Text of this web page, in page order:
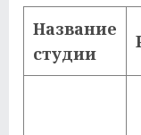
Название
студии